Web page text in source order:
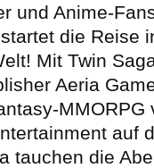
und Anime-
die Reise
Mit Twin
Aeria
MMORPG
auf
tauchen die